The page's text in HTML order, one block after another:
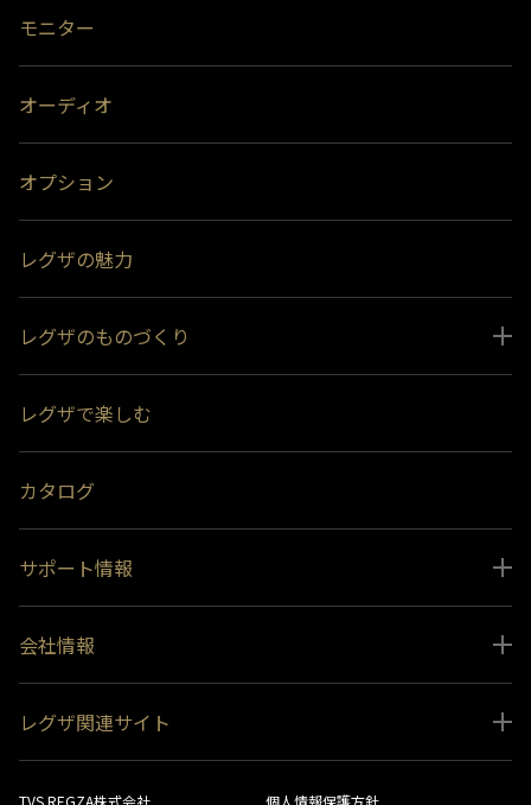
モニター
オーディオ
オプション
レグザの魅力
レグザのものづくり
受賞履歴
おすすめ番組
レグザで楽しむ
カタログ
サポート情報
インフォメーション 一覧
よくあるご質問 (FAQ）
お問い合わせ
生産終了商品一覧
会社情報
会社概要
レグザ関連サイト
TVS REGZA株式会社 個人情報保護方針